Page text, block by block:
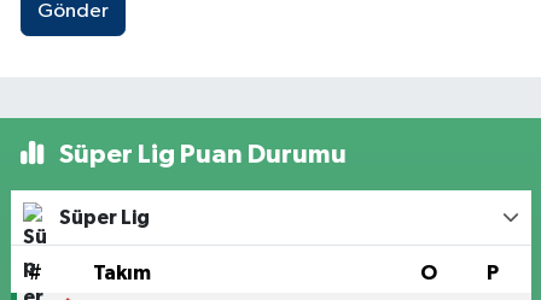
Gönder
Süper Lig Puan Durumu
Süper Lig
# Takım O P